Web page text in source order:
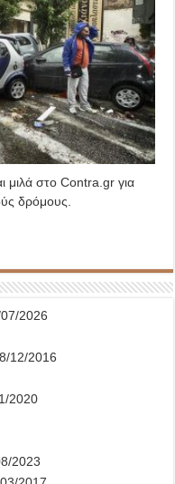
μιλά στο Contra.gr για
δρόμους.
2026
12/2016
2020
2023